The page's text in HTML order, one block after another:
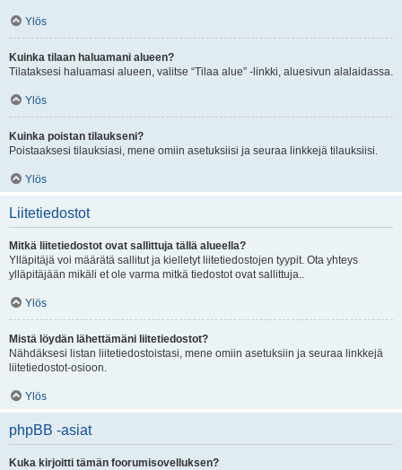
Ylös
Kuinka tilaan haluamani alueen?
Tilataksesi haluamasi alueen, valitse “Tilaa alue” -linkki, aluesivun alalaidassa.
Ylös
Kuinka poistan tilaukseni?
Poistaaksesi tilauksiasi, mene omiin asetuksiisi ja seuraa linkkejä tilauksiisi.
Ylös
Liitetiedostot
Mitkä liitetiedostot ovat sallittuja tällä alueella?
Ylläpitäjä voi määrätä sallitut ja kielletyt liitetiedostojen tyypit. Ota yhteys
ylläpitäjään mikäli et ole varma mitkä tiedostot ovat sallittuja..
Ylös
Mistä löydän lähettämäni liitetiedostot?
Nähdäksesi listan liitetiedostoistasi, mene omiin asetuksiin ja seuraa linkkejä
liitetiedostot-osioon.
Ylös
phpBB -asiat
Kuka kirjoitti tämän foorumisovelluksen?